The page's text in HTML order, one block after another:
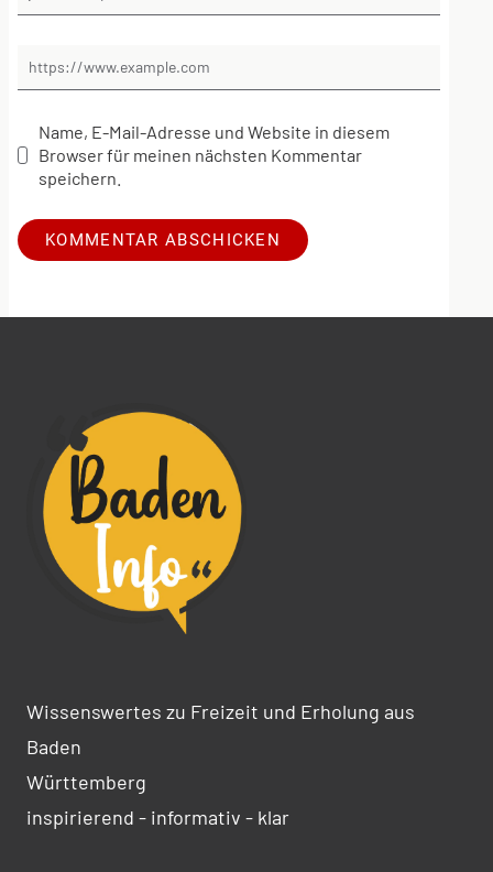
Name, E-Mail-Adresse und Website in diesem
Browser für meinen nächsten Kommentar
speichern.
Wissenswertes zu Freizeit und Erholung aus
Baden
Württemberg
inspirierend - informativ - klar